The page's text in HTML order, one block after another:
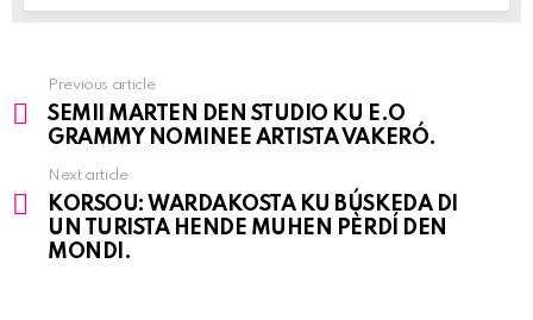
See
more
Previous article
SEMII MARTEN DEN STUDIO KU E.O
GRAMMY NOMINEE ARTISTA VAKERÓ.
Next article
KORSOU: WARDAKOSTA KU BÚSKEDA DI
UN TURISTA HENDE MUHEN PÈRDÍ DEN
MONDI.